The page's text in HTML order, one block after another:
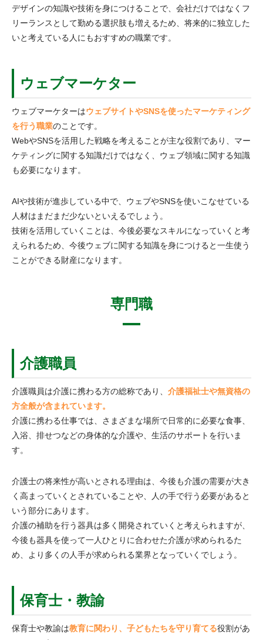
デザインの知識や技術を身につけることで、会社だけではなくフ
リーランスとして勤める選択肢も増えるため、将来的に独立した
いと考えている人にもおすすめの職業です。
ウェブマーケター
ウェブマーケターはウェブサイトやSNSを使ったマーケティング
を行う職業のことです。
WebやSNSを活用した戦略を考えることが主な役割であり、マー
ケティングに関する知識だけではなく、ウェブ領域に関する知識
も必要になります。
AIや技術が進歩している中で、ウェブやSNSを使いこなせている
人材はまだまだ少ないといえるでしょう。
技術を活用していくことは、今後必要なスキルになっていくと考
えられるため、今後ウェブに関する知識を身につけると一生使う
ことができる財産になります。
専門職
介護職員
介護職員は介護に携わる方の総称であり、 介護福祉士や無資格の
方全般が含まれています。
介護に携わる仕事では、さまざまな場所で日常的に必要な食事、
入浴、排せつなどの身体的な介護や、生活のサポートを行いま
す。
介護士の将来性が高いとされる理由は、今後も介護の需要が大き
く高まっていくとされていることや、人の手で行う必要があると
いう部分にあります。
介護の補助を行う器具は多く開発されていくと考えられますが、
今後も器具を使って一人ひとりに合わせた介護が求められるた
め、より多くの人手が求められる業界となっていくでしょう。
保育士・教諭
保育士や教諭は教育に関わり、子どもたちを守り育てる役割があ